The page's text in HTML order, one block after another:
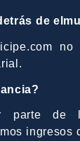
de
parte de
ingresos